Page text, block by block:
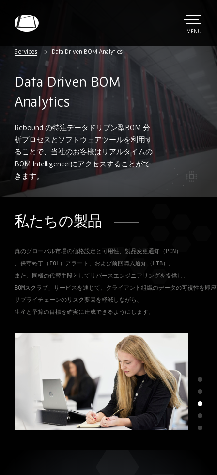
Electronics
TOGGLE
MENU
Services Data Driven BOM Analytics
Data Driven BOM
Analytics
Rebound の特注データドリブン型BOM 分
析プロセスとソフトウェアツールを利用す
ることで、当社のお客様はリアルタイムの
BOM Intelligence にアクセスすることがで
きます。
私たちの製品
真のグローバル市場の価格設定と可用性、製品変更通知（PCN）
、保守終了（EOL）アラート、および前回購入通知（LTB）。
また、同様の代替手段としてリバースエンジニアリングを提供し、
BOMスクラブ」サービスを通じて、クライアント組織のデータの可視性を即
サプライチェーンのリスク要因を軽減しながら、
生産と予算の目標を確実に達成できるようにします。